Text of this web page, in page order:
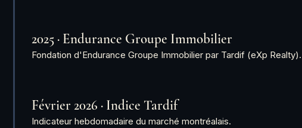
2025 · Endurance Groupe Immobilier
Fondation d'Endurance Groupe Immobilier par Tardif (eXp Realty).
Février 2026 · Indice Tardif
Indicateur hebdomadaire du marché montréalais.